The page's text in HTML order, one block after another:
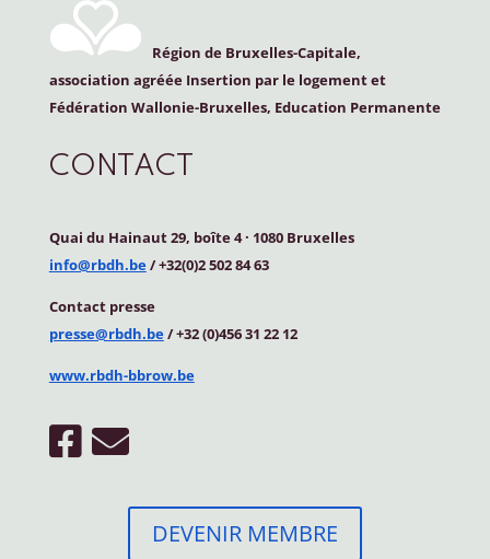
Région de Bruxelles-Capitale,
association agréée Insertion par le logement et
Fédération Wallonie-Bruxelles, Education Permanente
CONTACT
Quai du Hainaut 29, boîte 4· 1080 Bruxelles
info@rbdh.be/ +32(0)2 502 84 63
Contact presse
presse@rbdh.be/ +32 (0)456 31 22 12
www.rbdh-bbrow.be
DEVENIR MEMBRE